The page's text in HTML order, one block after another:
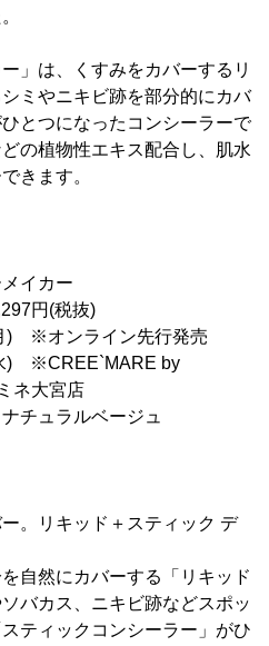
」は、くすみをカバーするリ
ミやニキビ跡を部分的にカバ
とつになったコンシーラーで
の植物性エキス配合し、肌水
きます。
イカー
円(税抜)
) ※オンライン先行発売
by
ネ大宮店
チュラルベージュ
。リキッド＋スティック デ
自然にカバーする「リキッド
バカス、ニキビ跡などスポッ
ティックコンシーラー」がひ